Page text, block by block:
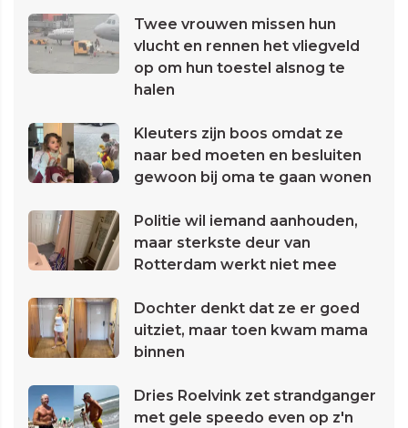
Twee vrouwen missen hun
vlucht en rennen het vliegveld
op om hun toestel alsnog te
halen
Kleuters zijn boos omdat ze
naar bed moeten en besluiten
gewoon bij oma te gaan wonen
Politie wil iemand aanhouden,
maar sterkste deur van
Rotterdam werkt niet mee
Dochter denkt dat ze er goed
uitziet, maar toen kwam mama
binnen
Dries Roelvink zet strandganger
met gele speedo even op z'n